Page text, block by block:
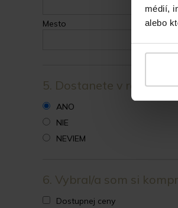
médií,
alebo
Mesto
5. Dostanete v rámci
ANO
NIE
NEVIEM
6. Vybral/a som si
Dostupnej ceny